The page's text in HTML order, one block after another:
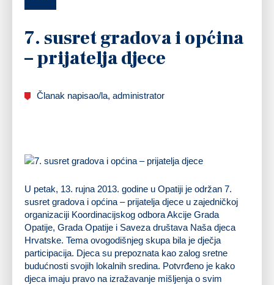
7. susret gradova i općina
– prijatelja djece
Članak napisao/la, administrator
U petak, 13. rujna 2013. godine u Opatiji je održan 7.
susret gradova i općina – prijatelja djece u zajedničkoj
organizaciji Koordinacijskog odbora Akcije Grada
Opatije, Grada Opatije i Saveza društava Naša djeca
Hrvatske. Tema ovogodišnjeg skupa bila je dječja
participacija. Djeca su prepoznata kao zalog sretne
budućnosti svojih lokalnih sredina. Potvrđeno je kako
djeca imaju pravo na izražavanje mišljenja o svim